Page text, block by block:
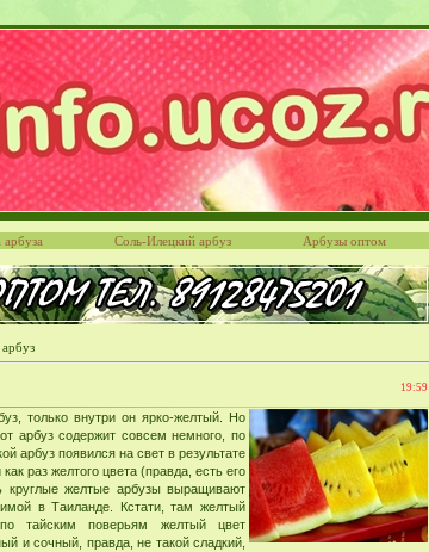
Соль-Илецкий арбуз Арбузы оптом
19:59
только внутри он ярко-желтый. Но
арбуз содержит совсем немного, по
арбуз появился на свет в результате
раз желтого цвета (правда, есть его
желтые арбузы выращивают
в Таиланде. Кстати, там желтый
тайским поверьям желтый цвет
и сочный, правда, не такой сладкий,